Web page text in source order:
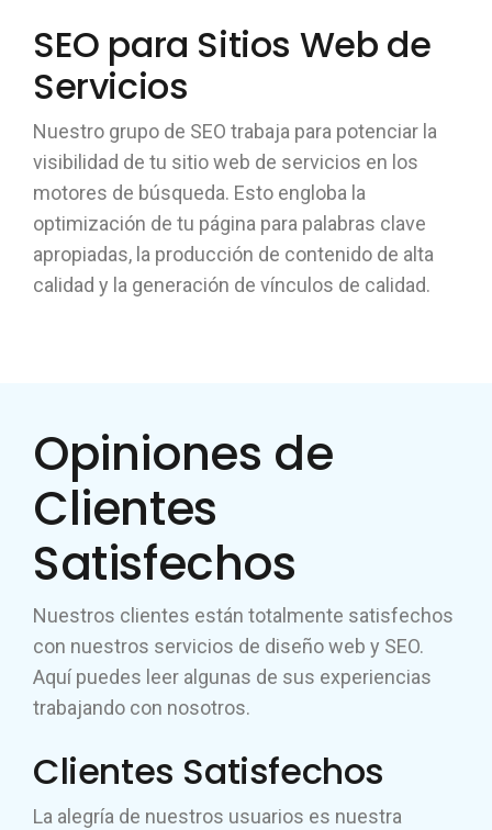
SEO para Sitios Web de
Servicios
Nuestro grupo de SEO trabaja para potenciar la
visibilidad de tu sitio web de servicios en los
motores de búsqueda. Esto engloba la
optimización de tu página para palabras clave
apropiadas, la producción de contenido de alta
calidad y la generación de vínculos de calidad.
Opiniones de
Clientes
Satisfechos
Nuestros clientes están totalmente satisfechos
con nuestros servicios de diseño web y SEO.
Aquí puedes leer algunas de sus experiencias
trabajando con nosotros.
Clientes Satisfechos
La alegría de nuestros usuarios es nuestra